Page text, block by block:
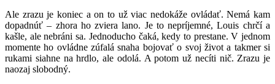
Ale zrazu je koniec a on to už viac nedokáže ovládať. Nemá kam
dopadnúť – zhora ho zviera lano. Je to nepríjemné, Louis chrčí a
kašle, ale nebráni sa. Jednoducho čaká, kedy to prestane. V jednom
momente ho ovládne zúfalá snaha bojovať o svoj život a takmer si
rukami siahne na hrdlo, ale odolá. A potom už necíti nič. Zrazu je
naozaj slobodný.